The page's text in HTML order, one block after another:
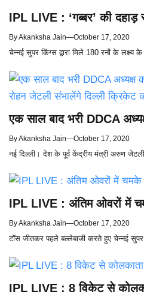
IPL LIVE : ‘गब्बर’ की
ByAkanksha Jain—October 17, 2020
चेन्नई सुपर किंग्स द्वारा मिले 180 रनों के
एक साल बाद भरी DDCA
ByAkanksha Jain—October 17, 2020
नई दिल्ली। देश के पूर्व केंद्रीय मंत्री अरुण
IPL LIVE : अंतिम ओवरों में
ByAkanksha Jain—October 17, 2020
टॉस जीतकर पहले बल्लेबाजी करते हुए चेन्नई
IPL LIVE : 8 विकेट से